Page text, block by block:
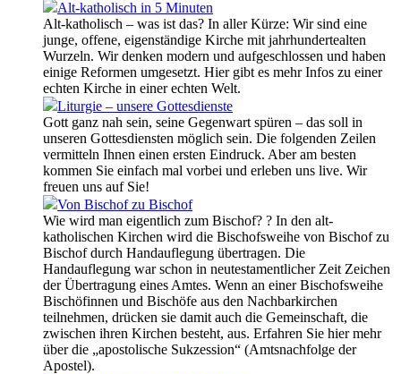
Alt-katholisch in 5 Minuten
Alt-katholisch – was ist das? In aller Kürze: Wir sind eine
junge, offene, eigenständige Kirche mit jahrhundertealten
Wurzeln. Wir denken modern und aufgeschlossen und haben
einige Reformen umgesetzt. Hier gibt es mehr Infos zu einer
echten Kirche in einer echten Welt.
Liturgie – unsere Gottesdienste
Gott ganz nah sein, seine Gegenwart spüren – das soll in
unseren Gottesdiensten möglich sein. Die folgenden Zeilen
vermitteln Ihnen einen ersten Eindruck. Aber am besten
kommen Sie einfach mal vorbei und erleben uns live. Wir
freuen uns auf Sie!
Von Bischof zu Bischof
Wie wird man eigentlich zum Bischof? ? In den alt-
katholischen Kirchen wird die Bischofsweihe von Bischof zu
Bischof durch Handauflegung übertragen. Die
Handauflegung war schon in neutestamentlicher Zeit Zeichen
der Übertragung eines Amtes. Wenn an einer Bischofsweihe
Bischöfinnen und Bischöfe aus den Nachbarkirchen
teilnehmen, drücken sie damit auch die Gemeinschaft, die
zwischen ihren Kirchen besteht, aus. Erfahren Sie hier mehr
über die „apostolische Sukzession“ (Amtsnachfolge der
Apostel).